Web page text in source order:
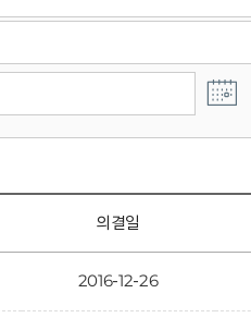
의결일
2016-12-26